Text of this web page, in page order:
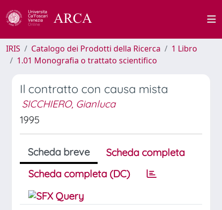
IRIS Catalogo dei Prodotti della Ricerca
1 Libro
1.01 Monografia o trattato scientifico
Il contratto con causa mista
SICCHIERO, Gianluca
1995
Scheda breve
Scheda completa
Scheda completa (DC)